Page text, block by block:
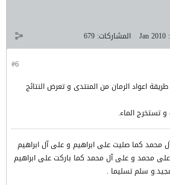
Jan 2010 المشاركات: 679
#6
اعواد الرمان من المنتدى و تعرض النتائج
تستخرج الماء.
كما صليت على ابراهيم و على آل ابراهيم
محمد و على آل محمد كما باركت على ابراهيم
سلم تسليما .